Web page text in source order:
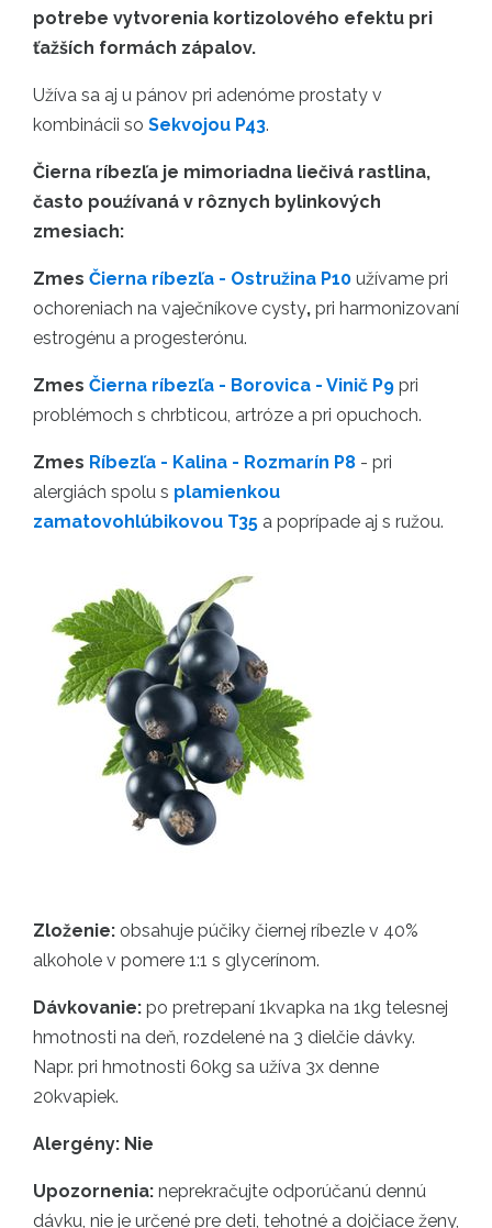
potrebe vytvorenia kortizolového efektu pri
ťažších formách zápalov.
Užíva sa aj u pánov pri adenóme prostaty v
kombinácii so Sekvojou P43.
Čierna ríbezľa je mimoriadna liečivá rastlina,
často pouźívaná v rôznych bylinkových
zmesiach:
Zmes Čierna ríbezľa - Ostružina P10 užívame pri
ochoreniach na vaječníkove cysty, pri harmonizovaní
estrogénu a progesterónu.
Zmes Čierna ríbezľa - Borovica - Vinič P9 pri
problémoch s chrbticou, artróze a pri opuchoch.
Zmes Ríbezľa - Kalina - Rozmarín P8 - pri
alergiách spolu s plamienkou
zamatovohlúbikovou T35 a poprípade aj s ružou.
Zloženie: obsahuje púčiky čiernej ríbezle v 40%
alkohole v pomere 1:1 s glycerínom.
Dávkovanie: po pretrepaní 1kvapka na 1kg telesnej
hmotnosti na deň, rozdelené na 3 dielčie dávky.
Napr. pri hmotnosti 60kg sa užíva 3x denne
20kvapiek.
Alergény: Nie
Upozornenia: neprekračujte odporúčanú dennú
dávku, nie je určené pre deti, tehotné a dojčiace ženy,